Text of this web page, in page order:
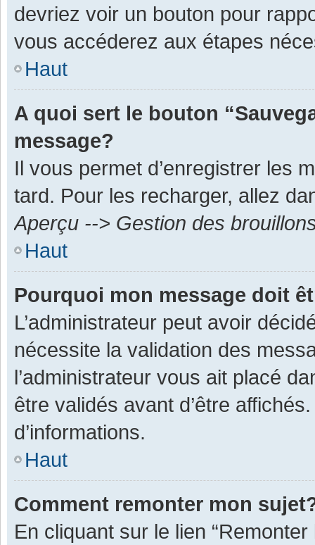
devriez voir un bouton pour
vous accéderez aux étapes
Haut
A quoi sert le bouton
message?
Il vous permet d’enregistrer les
tard. Pour les recharger, allez
Aperçu --> Gestion des
Haut
Pourquoi mon message doit
L’administrateur peut avoir
nécessite la validation des
l’administrateur vous ait placé
être validés avant d’être
d’informations.
Haut
Comment remonter mon
En cliquant sur le lien